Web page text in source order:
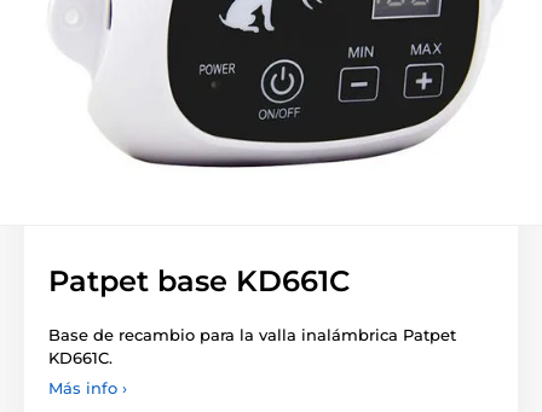
Patpet base KD661C
Base de recambio para la valla inalámbrica Patpet
KD661C.
Más info ›